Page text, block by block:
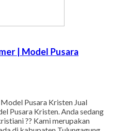
| Model Pusara